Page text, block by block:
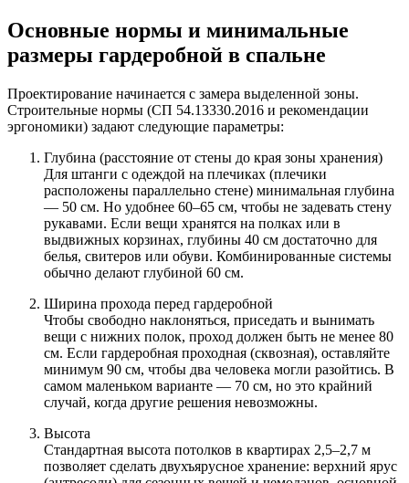
Основные нормы и минимальные
размеры гардеробной в спальне
Проектирование начинается с замера выделенной зоны.
Строительные нормы (СП 54.13330.2016 и рекомендации
эргономики) задают следующие параметры:
Глубина (расстояние от стены до края зоны хранения)
Для штанги с одеждой на плечиках (плечики
расположены параллельно стене) минимальная глубина
— 50 см. Но удобнее 60–65 см, чтобы не задевать стену
рукавами. Если вещи хранятся на полках или в
выдвижных корзинах, глубины 40 см достаточно для
белья, свитеров или обуви. Комбинированные системы
обычно делают глубиной 60 см.
Ширина прохода перед гардеробной
Чтобы свободно наклоняться, приседать и вынимать
вещи с нижних полок, проход должен быть не менее 80
см. Если гардеробная проходная (сквозная), оставляйте
минимум 90 см, чтобы два человека могли разойтись. В
самом маленьком варианте — 70 см, но это крайний
случай, когда другие решения невозможны.
Высота
Стандартная высота потолков в квартирах 2,5–2,7 м
позволяет сделать двухъярусное хранение: верхний ярус